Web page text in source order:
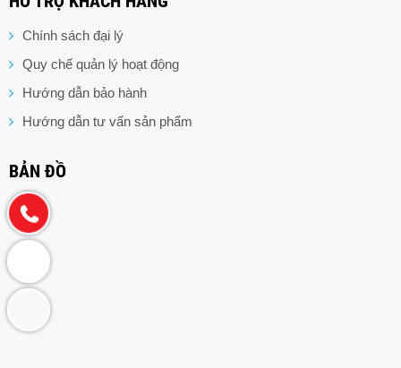
Chính sách đại lý
Quy chế quản lý hoạt động
Hướng dẫn bảo hành
Hướng dẫn tư vấn sản phẩm
BẢN ĐỒ